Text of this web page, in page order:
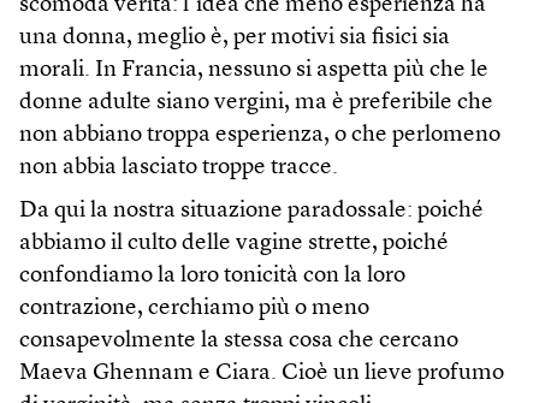
scomoda verità: l’idea che meno esperienza ha
una donna, meglio è, per motivi sia fisici sia
morali. In Francia, nessuno si aspetta più che le
donne adulte siano vergini, ma è preferibile che
non abbiano troppa esperienza, o che perlomeno
non abbia lasciato troppe tracce.
Da qui la nostra situazione paradossale: poiché
abbiamo il culto delle vagine strette, poiché
confondiamo la loro tonicità con la loro
contrazione, cerchiamo più o meno
consapevolmente la stessa cosa che cercano
Maeva Ghennam e Ciara. Cioè un lieve profumo